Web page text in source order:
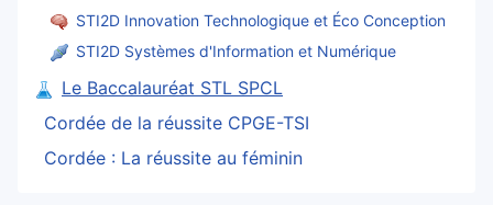
STI2D Innovation Technologique et Éco Conception
STI2D Systèmes d'Information et Numérique
Le Baccalauréat STL SPCL
Cordée de la réussite CPGE-TSI
Cordée : La réussite au féminin